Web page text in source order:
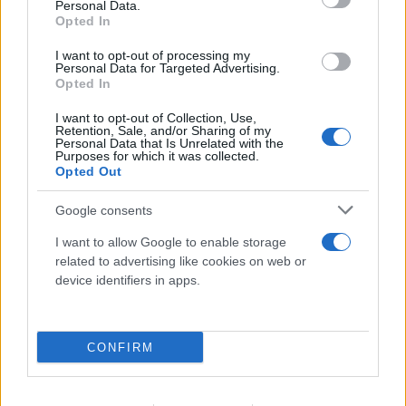
Personal Data.
Opted In
I want to opt-out of processing my
Personal Data for Targeted Advertising.
Opted In
I want to opt-out of Collection, Use,
Retention, Sale, and/or Sharing of my
Personal Data that Is Unrelated with the
Purposes for which it was collected.
Opted Out
Google consents
I want to allow Google to enable storage
related to advertising like cookies on web or
device identifiers in apps.
CONFIRM
Το τέλος στελεχών του ΣΚΑΪ: Το χρονικό ενός
προαναγγελθέντος «θανάτου» με σφραγίδα Γιάννη
Αλαφούζου